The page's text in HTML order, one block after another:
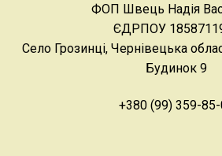
ФОП Швець Надія
ЄДРПОУ
Село Грозинці, Чернівецька
Будинок 9
+380 (99) 359-